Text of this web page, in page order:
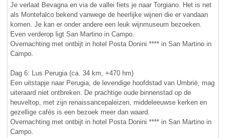
Je verlaat Bevagna en via de vallei fiets je naar Torgiano. Het is net
als Montefalco bekend vanwege de heerlijke wijnen die er vandaan
komen. Je kan er onder andere een leuk wijnmuseum bezoeken.
Even verderop ligt San Martino in Campo.
Overnachting met ontbijt in hotel Posta Donini **** in San Martino in
Campo.
Dag 6: Lus Perugia (ca. 34 km, +470 hm)
Een uitstapje naar Perugia, de levendige hoofdstad van Umbrië, mag
uiteraard niet ontbreken. De prachtige oude binnenstad op de
heuveltop, met zijn renaissancepaleizen, middeleeuwse kerken en
gezellige cafés is een bezoek meer dan waard.
Overnachting met ontbijt in hotel Posta Donini **** in San Martino in
Campo.